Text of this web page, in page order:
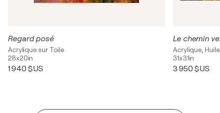
Regard posé
Acrylique sur Toile
28x20in
1 940 $US
Le chemin
Acrylique,
31x31in
3 950 $US